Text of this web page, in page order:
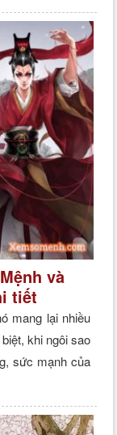
và
tiết
mang lại nhiều
khi ngôi sao
sức mạnh của